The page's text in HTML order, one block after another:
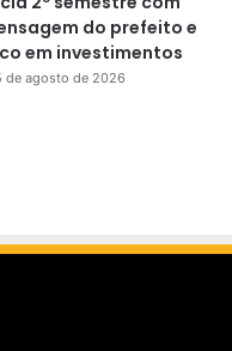
do prefeito e
em investimentos
de agosto de 2026